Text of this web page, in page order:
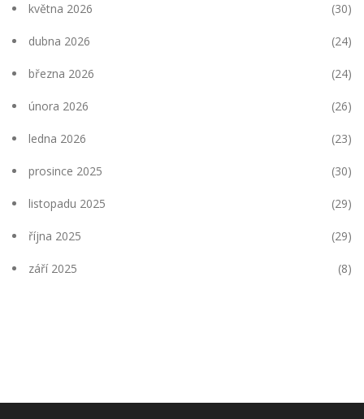
května 2026 (30)
dubna 2026 (24)
března 2026 (24)
února 2026 (26)
ledna 2026 (23)
prosince 2025 (30)
listopadu 2025 (29)
října 2025 (29)
září 2025 (8)